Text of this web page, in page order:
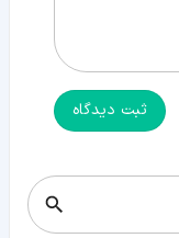
ثبت دیدگاه